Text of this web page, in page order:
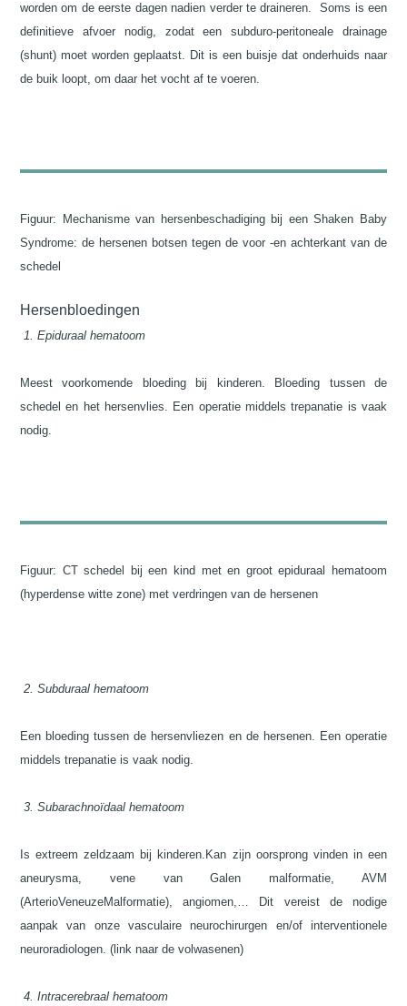
worden om de eerste dagen nadien verder te draineren. Soms is een
definitieve afvoer nodig, zodat een subduro-peritoneale drainage
(shunt) moet worden geplaatst. Dit is een buisje dat onderhuids naar
de buik loopt, om daar het vocht af te voeren.
Figuur: Mechanisme van hersenbeschadiging bij een Shaken Baby
Syndrome: de hersenen botsen tegen de voor -en achterkant van de
schedel
Hersenbloedingen
1. Epiduraal hematoom
Meest voorkomende bloeding bij kinderen. Bloeding tussen de
schedel en het hersenvlies. Een operatie middels trepanatie is vaak
nodig.
Figuur: CT schedel bij een kind met en groot epiduraal hematoom
(hyperdense witte zone) met verdringen van de hersenen
2. Subduraal hematoom
Een bloeding tussen de hersenvliezen en de hersenen. Een operatie
middels trepanatie is vaak nodig.
3. Subarachnoïdaal hematoom
Is extreem zeldzaam bij kinderen.Kan zijn oorsprong vinden in een
aneurysma, vene van Galen malformatie, AVM
(ArterioVeneuzeMalformatie), angiomen,… Dit vereist de nodige
aanpak van onze vasculaire neurochirurgen en/of interventionele
neuroradiologen. (link naar de volwasenen)
4. Intracerebraal hematoom